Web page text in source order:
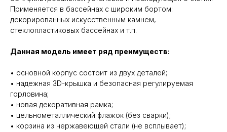
Применяется в бассейнах с широким бортом:
декорированных искусственным камнем,
стеклопластиковых бассейнах и т.п.
Данная модель имеет ряд преимуществ:
• основной корпус состоит из двух деталей;
• надежная 3D-крышка и безопасная регулируемая
горловина;
• новая декоративная рамка;
• цельнометаллический флажок (без сварки);
• корзина из нержавеющей стали (не всплывает);